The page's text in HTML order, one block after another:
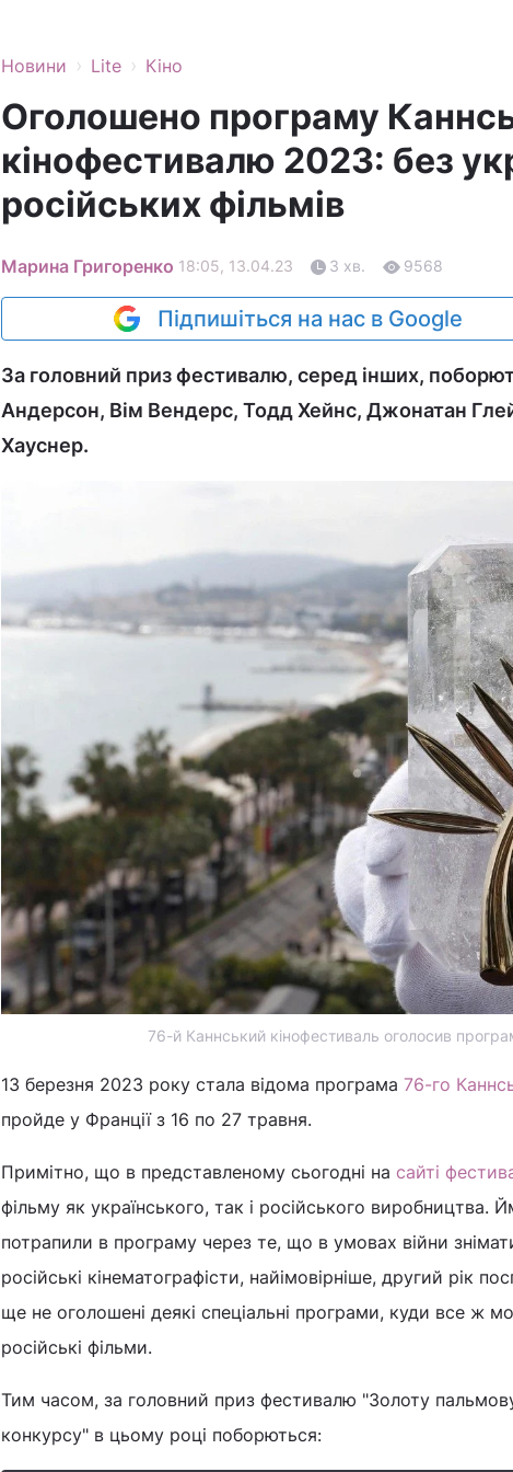
Новини › Lite › Кіно
Оголошено програму
кінофестивалю 2023: без
російських фільмів
Марина Григоренко 18:05, 13.04.23 3 хв. 9568
Підпишіться на нас в Google
За головний приз фестивалю, серед інших,
Андерсон, Вім Вендерс, Тодд Хейнс, Джонатан
Хауснер.
76-й Каннський кінофестиваль оголосив
13 березня 2023 року стала відома програма 76-го
пройде у Франції з 16 по 27 травня.
Примітно, що в представленому сьогодні на сайті
фільму як українського, так і російського виробництва.
потрапили в програму через те, що в умовах війни
російські кінематографісти, найімовірніше, другий рік
ще не оголошені деякі спеціальні програми, куди все ж
російські фільми.
Тим часом, за головний приз фестивалю "Золоту
конкурсу" в цьому році поборються: